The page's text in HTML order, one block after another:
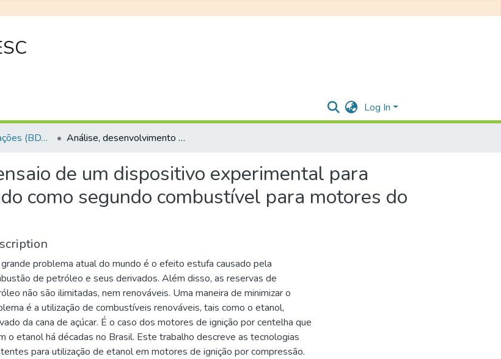
Log In
Teses e Dissertações (BDTD USP) Análise, desenvolvimento e ensaio de um dispositivo experimental para fornecer álcool etílico hidratado como segundo combustível para motores do ciclo diesel
de um dispositivo experimental para
como segundo combustível para motores do
problema atual do mundo é o efeito estufa causado pela
de petróleo e seus derivados. Além disso, as reservas de
não são ilimitadas, nem renováveis. Uma maneira de minimizar o
é a utilização de combustíveis renováveis, tais como o etanol,
da cana de açúcar. É o caso dos motores de ignição por centelha que
o etanol há décadas no Brasil. Este trabalho descreve as tecnologias
para utilização de etanol em motores de ignição por compressão.